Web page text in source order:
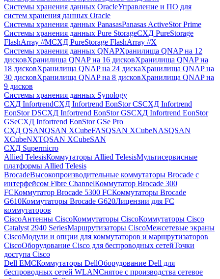
Системы хранения данных OracleУправление и ПО для
систем хранения данных Oracle
Системы хранения данных PanasasPanasas ActiveStor Prime
Системы хранения данных Pure StorageСХД PureStorage
FlashArray //MСХД PureStorage FlashArray //X
Системы хранения данных QNAPХранилища QNAP на 12
дисковХранилища QNAP на 16 дисковХранилища QNAP на
18 дисковХранилища QNAP на 24 дискаХранилища QNAP на
30 дисковХранилища QNAP на 8 дисковХранилища QNAP на
9 дисков
Системы хранения данных Synology
СХД InfortrendСХД Infortrend EonStor CSСХД Infortrend
EonStor DSСХД Infortrend EonStor GSСХД Infortrend EonStor
GSeСХД Infortrend EonStor GSe Pro
СХД QSANQSAN XCubeFASQSAN XCubeNASQSAN
XCubeNXTQSAN XCubeSAN
СХД Supermicro
Allied TelesisКоммутаторы Allied TelesisМультисервисные
платформы Allied Telesis
BrocadeВысокопроизводительные коммутаторы Brocade с
интерфейсом Fibre ChannelКоммутатор Brocade 300
FCКоммутатор Brocade 5300 FCКоммутаторы Brocade
G610Коммутаторы Brocade G620Лицензии для FC
коммутаторов
CiscoАнтенны CiscoКоммутаторы CiscoКоммутаторы Cisco
Catalyst 2940 SeriesМаршрутизаторы CiscoМежсетевые экраны
CiscoМодули и опции для коммутаторов и маршрутизаторов
CiscoОборудование Cisco для беспроводных сетейТочки
доступа Cisco
Dell EMCКоммутаторы DellОборудование Dell для
беспроводных сетей WLANСнятое с производства сетевое